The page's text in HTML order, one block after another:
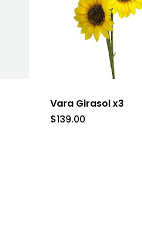
Vara Girasol x3
$139.00